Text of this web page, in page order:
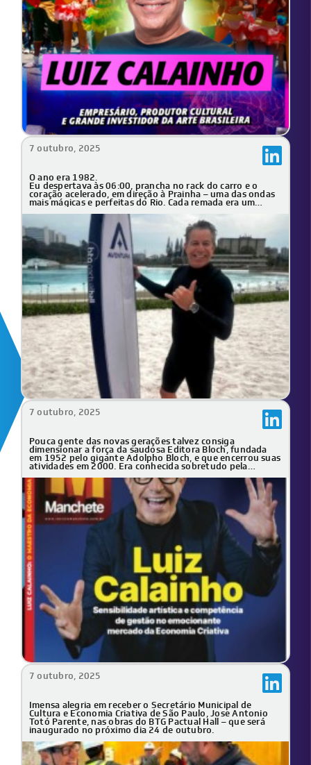
7 outubro, 2025
O ano era 1982.
Eu despertava às 06:00, prancha no rack do carro e o
coração acelerado, em direção à Prainha – uma das ondas
mais mágicas e perfeitas do Rio. Cada remada era um
chamado da natureza, cada onda uma celebração da vida.
7 outubro, 2025
Pouca gente das novas gerações talvez consiga
dimensionar a força da saudosa Editora Bloch, fundada
em 1952 pelo gigante Adolpho Bloch, e que encerrou suas
atividades em 2000. Era conhecida sobretudo pela
publicação da Revista Manchete, um ícone absoluto no
país, referência em jornalismo, arte, cultura, gastronomia,
turismo e na vida social.
7 outubro, 2025
Imensa alegria em receber o Secretário Municipal de
Cultura e Economia Criativa de São Paulo,Jose Antonio
Totó Parente, nas obras do BTG Pactual Hall – que será
inaugurado no próximo dia 24 de outubro.